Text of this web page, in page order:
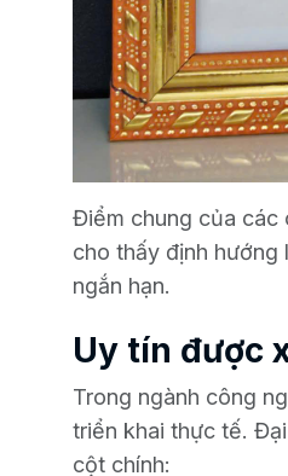
Điểm chung của các
cho thấy định
ngắn hạn.
Uy tín được
Trong ngành công
triển khai thực tế.
cột chính: